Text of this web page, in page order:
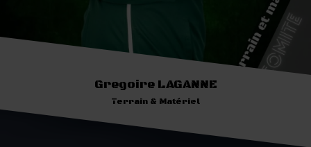
Gregoire LAGANNE
Terrain & Matériel